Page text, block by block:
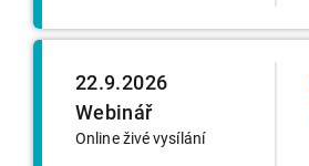
22.9.2026
Webinář
Online živé vysílání